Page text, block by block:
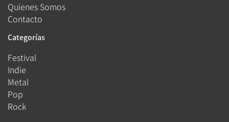
Quienes Somos
Contacto
Categorías
Festival
Indie
Metal
Pop
Rock